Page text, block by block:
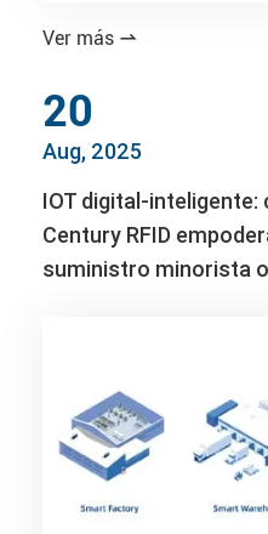
Ver más 
20
Aug, 2025
IOT digital-
Century RFID
suministro minorista